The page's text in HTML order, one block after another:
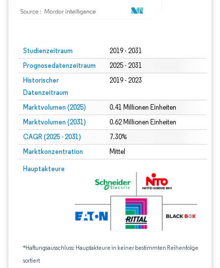
Studienzeitraum 2019 - 2031
Prognosedatenzeitraum 2025 - 2031
Historischer
Datenzeitraum
2019 - 2023
Marktvolumen (2025) 0.41 Millionen Einheiten
Marktvolumen (2031) 0.62 Millionen Einheiten
CAGR (2025 - 2031) 7.30%
Marktkonzentration Mittel
Hauptakteure
*Haftungsausschluss: Hauptakteure in keiner bestimmten Reihenfolge
sortiert